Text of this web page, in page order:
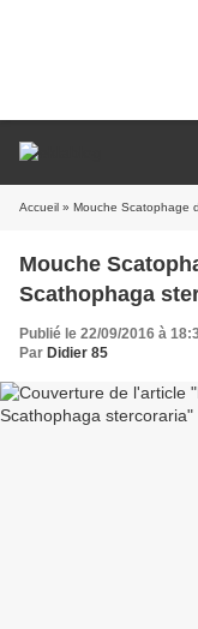
Accueil » Mouche Scatophage
Mouche
Scathophaga
Publié le 22/09/2016 à
Par Didier 85